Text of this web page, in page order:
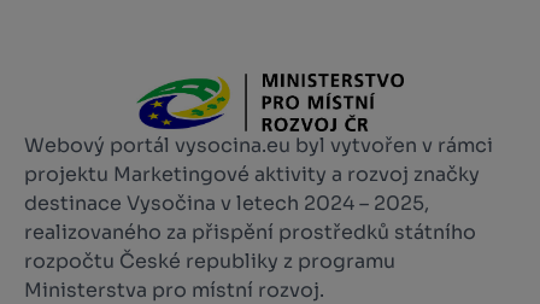
Webový portál vysocina.eu byl vytvořen v rámci
projektu Marketingové aktivity a rozvoj značky
destinace Vysočina v letech 2024 – 2025,
realizovaného za přispění prostředků státního
rozpočtu České republiky z programu
Ministerstva pro místní rozvoj.